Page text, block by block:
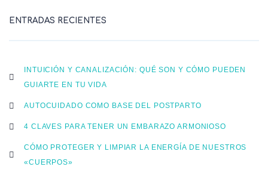
ENTRADAS RECIENTES
INTUICIÓN Y CANALIZACIÓN: QUÉ SON Y CÓMO PUEDEN
GUIARTE EN TU VIDA
AUTOCUIDADO COMO BASE DEL POSTPARTO
4 CLAVES PARA TENER UN EMBARAZO ARMONIOSO
CÓMO PROTEGER Y LIMPIAR LA ENERGÍA DE NUESTROS
«CUERPOS»